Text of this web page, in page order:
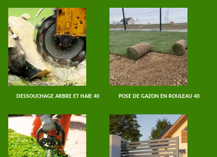
DESSOUCHAGE ARBRE ET HAIE 40 POSE DE GAZON EN ROULEAU 40